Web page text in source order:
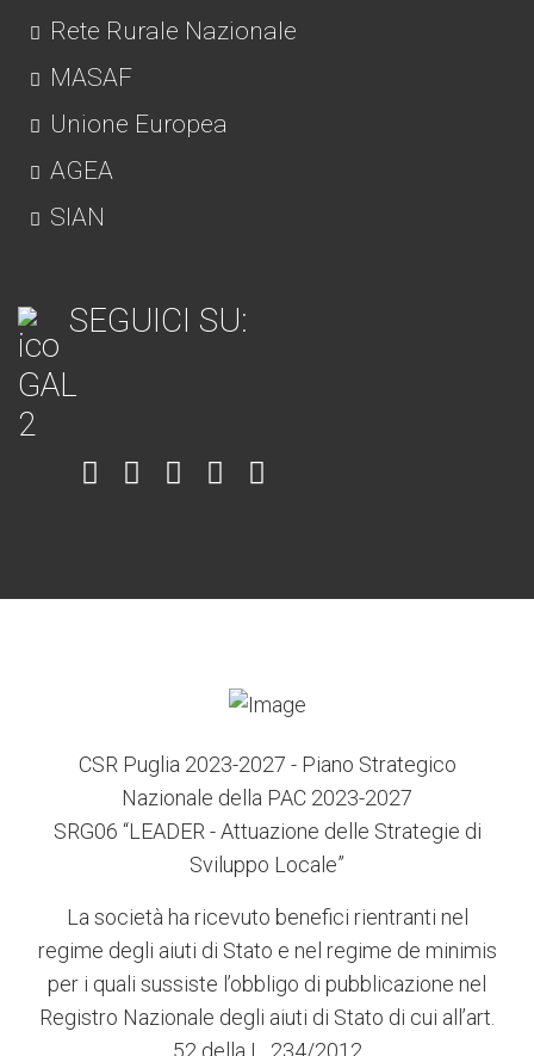
Rete Rurale Nazionale
MASAF
Unione Europea
AGEA
SIAN
SEGUICI SU:
Item Item Item Item
CSR Puglia 2023-2027 - Piano Strategico
Nazionale della PAC 2023-2027
SRG06 “LEADER - Attuazione delle Strategie di
Sviluppo Locale”
La società ha ricevuto benefici rientranti nel
regime degli aiuti di Stato e nel regime de minimis
per i quali sussiste l’obbligo di pubblicazione nel
Registro Nazionale degli aiuti di Stato di cui all’art.
52 della L. 234/2012